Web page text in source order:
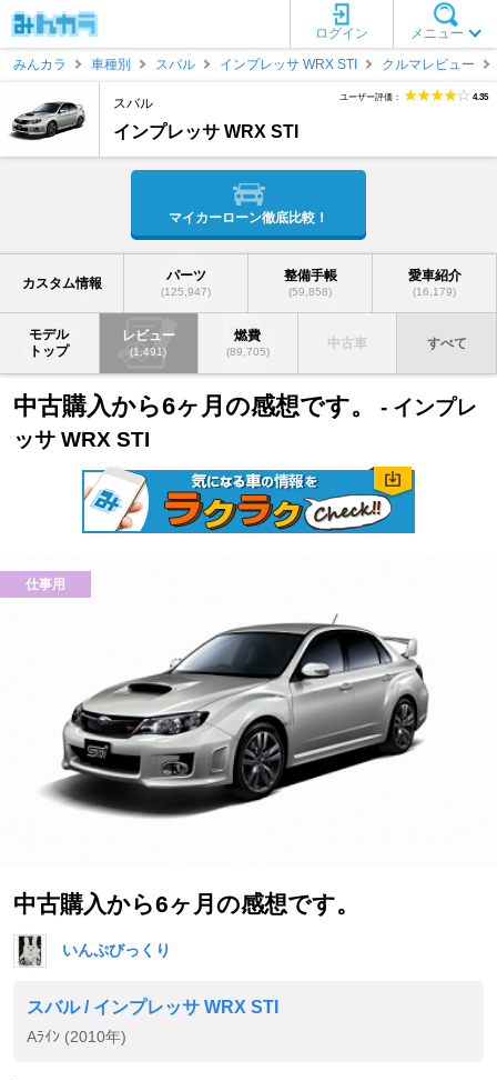
メニュー
ログイン
みんカラ
車種別 スバル インプレッサ WRX STI クルマレビュー
スバル
インプレッサ WRX STI
ユーザー評価： 4.35
マイカーローン徹底比較！
カスタム情報 パーツ
(125,947)
整備手帳
(59,858)
愛車紹介
(16,179)
モデル
トップ
レビュー
(1,491)
燃費
(89,705)
中古車 すべて
中古購入から6ヶ月の感想です。
- インプレ
ッサ WRX STI
仕事用
中古購入から6ヶ月の感想です。
いんぷびっくり
スバル / インプレッサ WRX STI
Aﾗｲﾝ (2010年)